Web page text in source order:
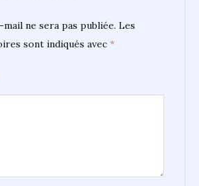
ne sera pas publiée. Les
sont indiqués avec *